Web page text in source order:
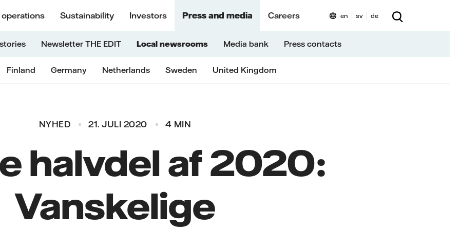
operations Sustainability Investors Press and media Careers
Newsletter THE EDIT Local newsrooms Media bank Press contacts
Finland Germany Netherlands Sweden United Kingdom
en sv de
NYHED 21. JULI 2020 4 MIN
halvdel af 2020:
Vanskelige